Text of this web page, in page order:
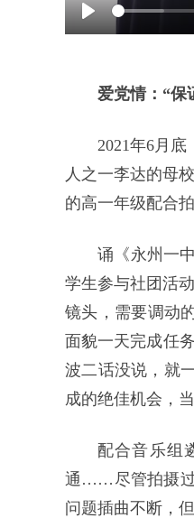
Play
爱党情：“保
2021年6月
人之一李达的母
的高一年级配合
诵《永州一
学生参与社团活
镜头，需要调动
面貌一天完成任
波二话没说，就
成的绝佳机会，
配合音乐组
通……尽管拍摄过
问题插曲不断，